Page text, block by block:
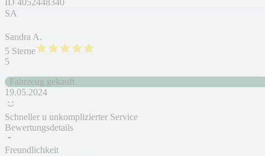
ID 4052448340
SA
Sandra A.
5 Sterne
5
Fahrzeug gekauft
19.05.2024
Schneller u unkomplizierter Service
Bewertungsdetails
Freundlichkeit